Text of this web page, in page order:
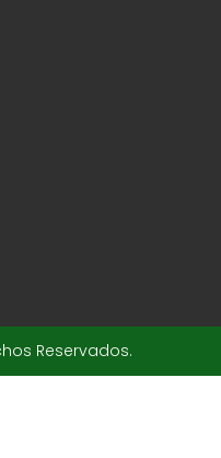
Reservados.